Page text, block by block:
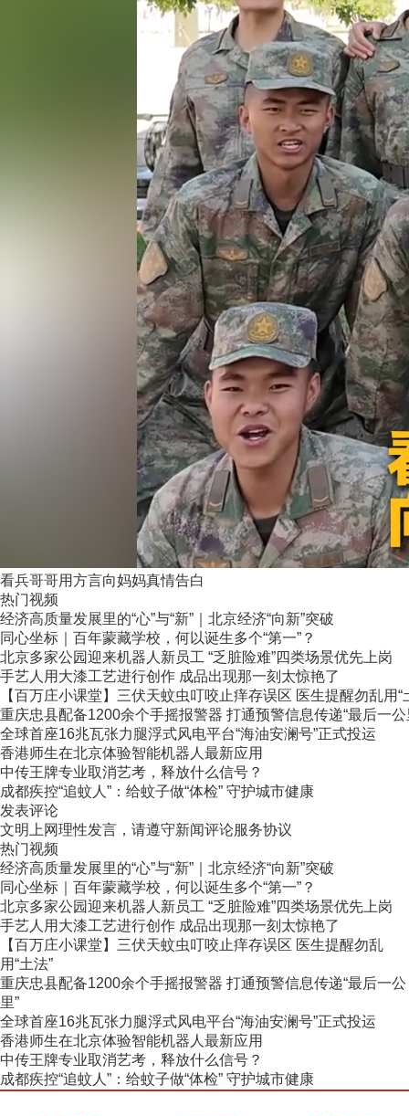
看兵哥哥用方言向妈妈真情告白
热门视频
经济高质量发展里的“心”与“新”｜北京经济“向新”突破
同心坐标｜百年蒙藏学校，何以诞生多个“第一”？
北京多家公园迎来机器人新员工 “乏脏险难”四类场景优先上岗
手艺人用大漆工艺进行创作 成品出现那一刻太惊艳了
【百万庄小课堂】三伏天蚊虫叮咬止痒存误区 医生提醒勿乱用“
重庆忠县配备1200余个手摇报警器 打通预警信息传递“最后一公
全球首座16兆瓦张力腿浮式风电平台“海油安澜号”正式投运
香港师生在北京体验智能机器人最新应用
中传王牌专业取消艺考，释放什么信号？
成都疾控“追蚊人”：给蚊子做“体检” 守护城市健康
发表评论
文明上网理性发言，请遵守新闻评论服务协议
热门视频
经济高质量发展里的“心”与“新”｜北京经济“向新”突破
同心坐标｜百年蒙藏学校，何以诞生多个“第一”？
北京多家公园迎来机器人新员工 “乏脏险难”四类场景优先上岗
手艺人用大漆工艺进行创作 成品出现那一刻太惊艳了
【百万庄小课堂】三伏天蚊虫叮咬止痒存误区 医生提醒勿乱
用“土法”
重庆忠县配备1200余个手摇报警器 打通预警信息传递“最后一公
里”
全球首座16兆瓦张力腿浮式风电平台“海油安澜号”正式投运
香港师生在北京体验智能机器人最新应用
中传王牌专业取消艺考，释放什么信号？
成都疾控“追蚊人”：给蚊子做“体检” 守护城市健康